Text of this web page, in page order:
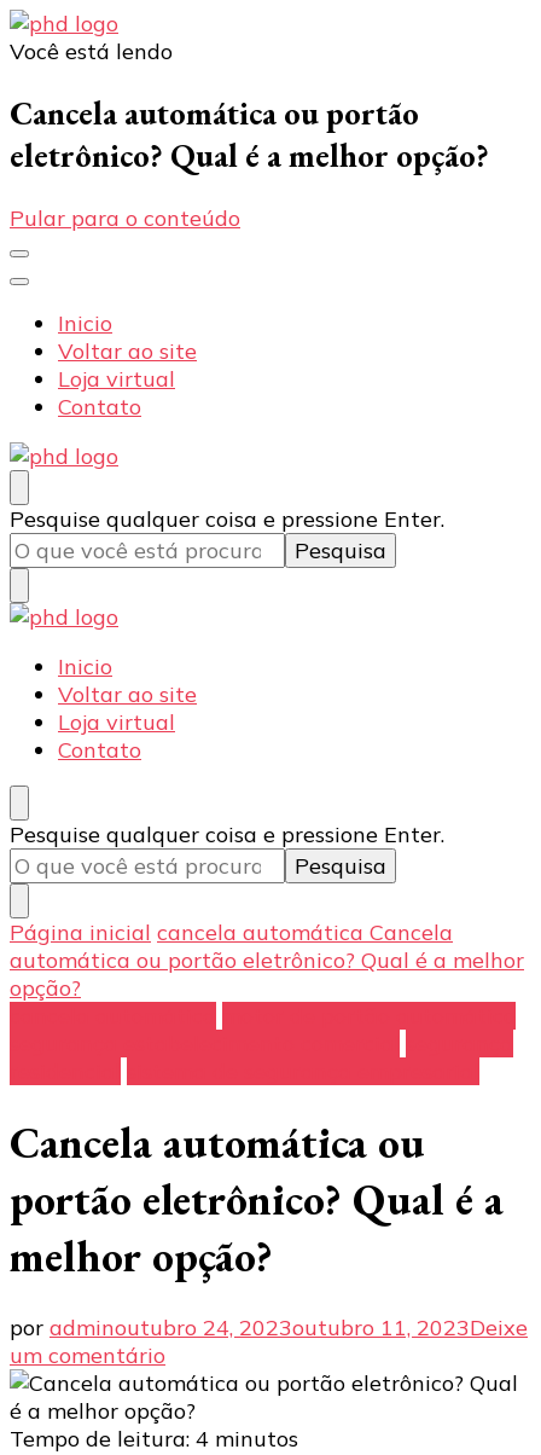
Você está lendo
Cancela automática ou portão
eletrônico? Qual é a melhor opção?
Pular para o conteúdo
Inicio
Voltar ao site
Loja virtual
Contato
PHD Seg
Blog
Procurando
algo?
Pesquise qualquer coisa e pressione Enter.
PHD Seg
Blog
Inicio
Voltar ao site
Loja virtual
Contato
Procurando
algo?
Pesquise qualquer coisa e pressione Enter.
Página inicial cancela automática Cancela
automática ou portão eletrônico? Qual é a melhor
opção?
Cancela automática ou
portão eletrônico? Qual é a
melhor opção?
por adminoutubro 24, 2023outubro 11, 2023Deixe
um comentário
Cancela
automática
ou
Tempo de leitura: 4 minutos